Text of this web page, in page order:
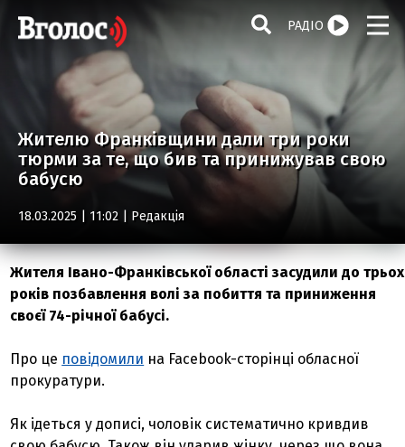
РАДІО
Жителю Франківщини дали три роки
тюрми за те, що бив та принижував свою
бабусю
18.03.2025 | 11:02 | Редакція
Жителя Івано-Франківської області засудили до трьох
років позбавлення волі за побиття та приниження
своєї 74-річної бабусі.
Про це повідомили на Facebook-сторінці обласної
прокуратури.
Як ідеться у дописі, чоловік систематично кривдив